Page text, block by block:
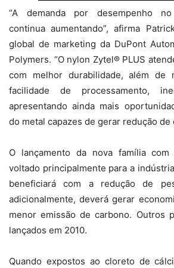
“A demanda por desempenho
continua aumentando”, afirma
global de marketing da DuPont
Polymers. “O nylon Zytel® PLUS
com melhor durabilidade, além de
facilidade de processamento,
apresentando ainda mais
do metal capazes de gerar redução de
O lançamento da nova família
voltado principalmente para a
beneficiará com a redução de
adicionalmente, deverá gerar
menor emissão de carbono. Outros
lançados em 2010.
Quando expostos ao cloreto de